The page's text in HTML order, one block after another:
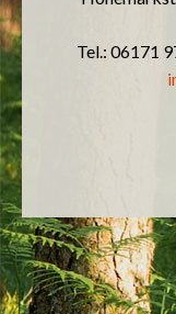
Tel.: 06171